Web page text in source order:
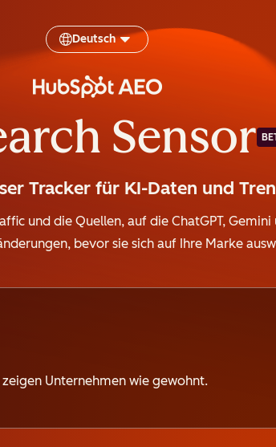
Deutsch
Sensor
Tracker für KI-Daten und
und die Quellen, auf die ChatGPT,
bevor sie sich auf Ihre Marke
Unternehmen wie gewohnt.